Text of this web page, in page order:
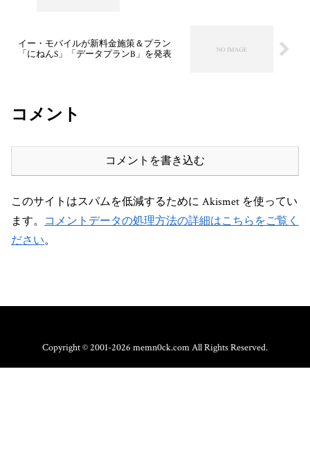
イー・モバイルが新料金施策＆プラン
「にねんS」「データプランB」を発表
コメント
コメントを書き込む
このサイトはスパムを低減するために Akismet を使ってい
ます。 コメントデータの処理方法の詳細はこちらをご覧く
ださい。
Copyright © 2001-2026 memn0ck.com All Rights Reserved.